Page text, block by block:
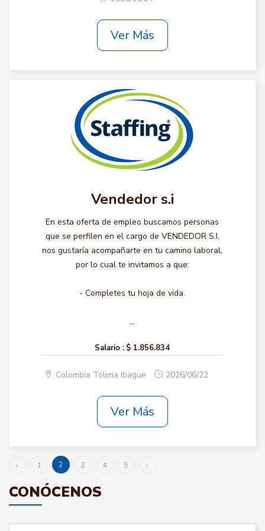
Ver Más
Vendedor s.i
En esta oferta de empleo buscamos personas
que se perfilen en el cargo de VENDEDOR S.I,
nos gustaría acompañarte en tu camino laboral,
por lo cual te invitamos a que:
- Completes tu hoja de vida.
...
Salario : $ 1.856.834
Colombia Tolima Ibague 2026/06/22
Ver Más
‹ 1 2 3 4 5 ›
CONÓCENOS